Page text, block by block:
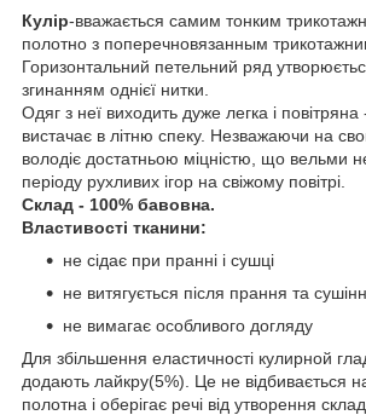
Кулір-вважається самим тонким
полотно з поперечновязанным
Горизонтальний петельний ряд
згинанням однієї нитки.
Одяг з неї виходить дуже легка і
вистачає в літню спеку. Незважаючи на
володіє достатньою міцністю, що вельми
періоду рухливих ігор на свіжому повітрі.
Склад - 100% бавовна.
Властивості тканини:
не сідає при пранні і сушці
не витягується після прання та
не вимагає особливого догляду
Для збільшення еластичності кулирной
додають лайкру(5%). Це не відбивається на
полотна і оберігає речі від утворення